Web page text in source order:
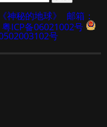
秘的地球》
邮箱：
ICP备06021002号
号